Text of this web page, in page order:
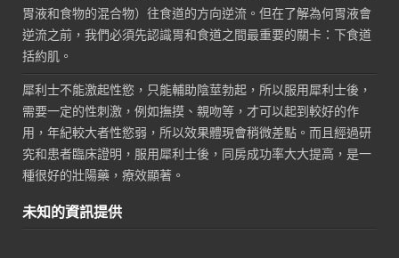
胃液和食物的混合物）往食道的方向逆流。但在了解為何胃液會
逆流之前，我們必須先認識胃和食道之間最重要的關卡：下食道
括約肌。
犀利士不能激起性慾，只能輔助陰莖勃起，所以服用犀利士後，
需要一定的性刺激，例如撫摸、親吻等，才可以起到較好的作
用，年紀較大者性慾弱，所以效果體現會稍微差點。而且經過研
究和患者臨床證明，服用犀利士後，同房成功率大大提高，是一
種很好的壯陽藥，療效顯著。
未知的資訊提供